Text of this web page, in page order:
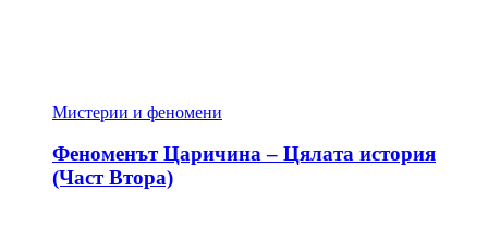
Мистерии и феномени
Феноменът Царичина – Цялата история
(Част Втора)